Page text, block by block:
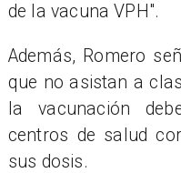
de la vacuna VPH".
Además, Romero
que no asistan a
la vacunación
centros de salud
sus dosis.